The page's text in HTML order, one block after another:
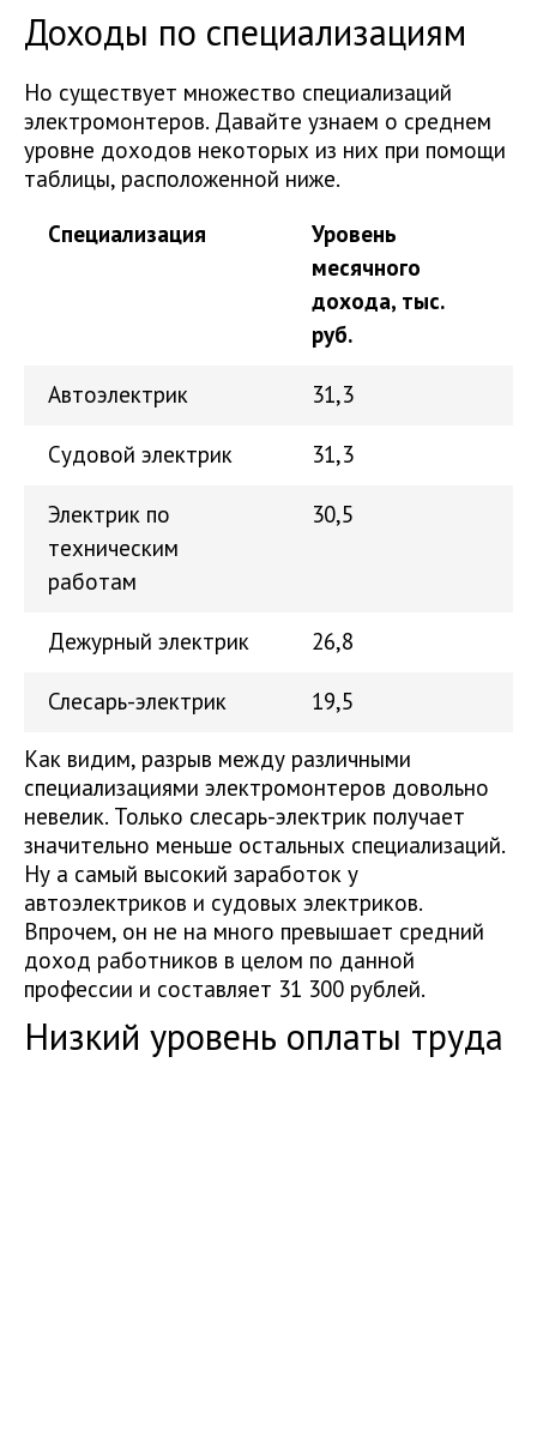
Доходы по специализациям
Но существует множество специализаций
электромонтеров. Давайте узнаем о среднем
уровне доходов некоторых из них при помощи
таблицы, расположенной ниже.
Специализация
Уровень
месячного
дохода, тыс.
руб.
Автоэлектрик 31,3
Судовой электрик 31,3
Электрик по
техническим
работам
30,5
Дежурный электрик 26,8
Слесарь-электрик
19,5
Как видим, разрыв между различными
специализациями электромонтеров довольно
невелик. Только слесарь-электрик получает
значительно меньше остальных специализаций.
Ну а самый высокий заработок у
автоэлектриков и судовых электриков.
Впрочем, он не на много превышает средний
доход работников в целом по данной
профессии и составляет 31 300 рублей.
Низкий уровень оплаты труда